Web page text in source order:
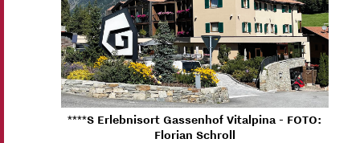
****S Erlebnisort Gassenhof Vitalpina - FOTO:
Florian Schroll